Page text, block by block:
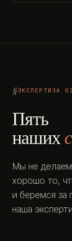
ЭКСПЕРТИЗА 02
Пять
наших
Мы не
хорошо то,
и беремся за
наша